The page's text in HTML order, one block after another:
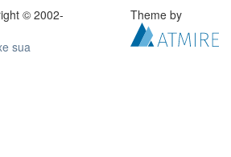
© 2002-
sua
Theme by